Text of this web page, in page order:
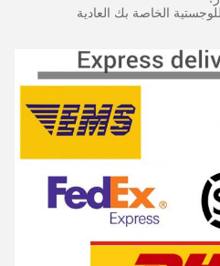
الخاصة بك العادية